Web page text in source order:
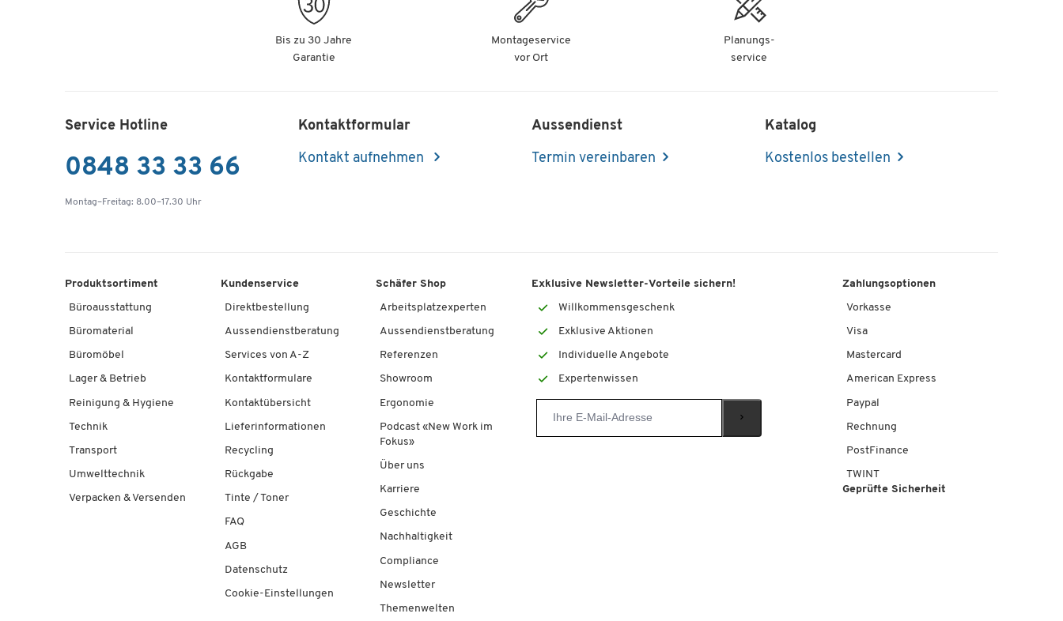
Bis zu 30 Jahre
Garantie
Montageservice
vor Ort
Planungs-
service
Service Hotline
0848 33 33 66
Montag–Freitag: 8.00–17.30 Uhr
Kontaktformular
Kontakt aufnehmen
Aussendienst
Termin vereinbaren
Katalog
Kostenlos bestellen
Produktsortiment
Büroausstattung
Büromaterial
Büromöbel
Lager & Betrieb
Reinigung & Hygiene
Technik
Transport
Umwelttechnik
Verpacken & Versenden
Kundenservice
Direktbestellung
Aussendienstberatung
Services von A-Z
Kontaktformulare
Kontaktübersicht
Lieferinformationen
Recycling
Rückgabe
Tinte / Toner
FAQ
AGB
Datenschutz
Cookie-Einstellungen
Schäfer Shop
Arbeitsplatzexperten
Aussendienstberatung
Referenzen
Showroom
Ergonomie
Podcast «New Work im
Fokus»
Über uns
Karriere
Geschichte
Nachhaltigkeit
Compliance
Newsletter
Themenwelten
Exklusive Newsletter-Vorteile sichern!
Willkommensgeschenk
Exklusive Aktionen
Individuelle Angebote
Expertenwissen
Zahlungsoptionen
Vorkasse
Visa
Mastercard
American Express
Paypal
Rechnung
PostFinance
TWINT
Geprüfte Sicherheit